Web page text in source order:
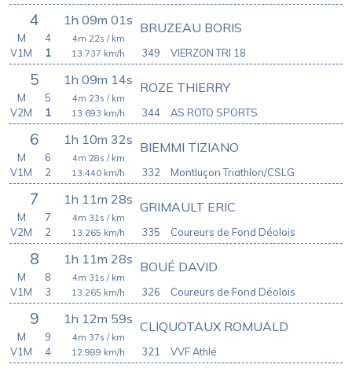
4 1h 09m 01s
349
BRUZEAU BORIS
4m 22s / km
13.737 km/h
M
4
V1M
1 VIERZON TRI 18
5 1h 09m 14s
344
ROZE THIERRY
4m 23s / km
13.693 km/h
M
5
V2M
1 AS ROTO SPORTS
6 1h 10m 32s
332
BIEMMI TIZIANO
4m 28s / km
13.440 km/h
M
6
V1M
2 Montluçon Triathlon/CSLG
7 1h 11m 28s
335
GRIMAULT ERIC
4m 31s / km
13.265 km/h
M
7
V2M
2 Coureurs de Fond Déolois
8 1h 11m 28s
326
BOUÉ DAVID
4m 31s / km
13.265 km/h
M
8
V1M
3 Coureurs de Fond Déolois
9 1h 12m 59s
321
CLIQUOTAUX ROMUALD
4m 37s / km
12.989 km/h
M
9
V1M
4 VVF Athlé